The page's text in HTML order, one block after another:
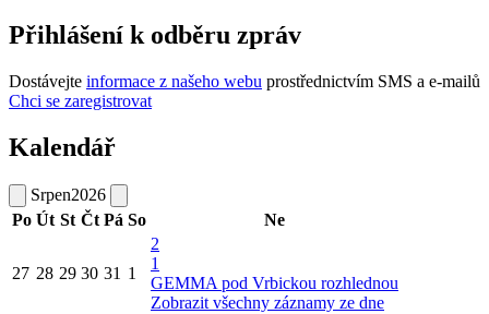
Přihlášení k odběru zpráv
Dostávejte informace z našeho webu prostřednictvím SMS a e-mailů
Chci se zaregistrovat
Kalendář
Srpen2026
Po Út St Čt Pá So Ne
27 28 29 30 31 1
2
1
GEMMA pod Vrbickou rozhlednou
Zobrazit všechny záznamy ze dne